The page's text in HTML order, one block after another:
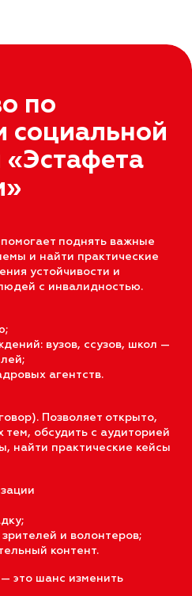
по
социальной
поднять важные
и найти практические
устойчивости и
с инвалидностью.
вузов, ссузов, школ —
агентств.
Позволяет открыто,
тем, обсудить с аудиторией
найти практические кейсы
и волонтеров;
контент.
это шанс изменить